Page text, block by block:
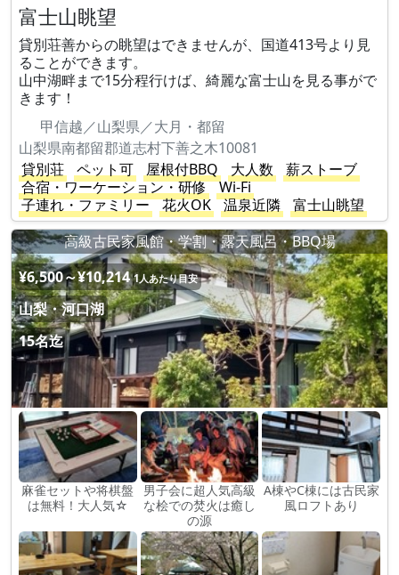
富士山眺望
貸別荘善からの眺望はできませんが、国道413号より見
ることができます。
山中湖畔まで15分程行けば、綺麗な富士山を見る事がで
きます！
甲信越／山梨県／大月・都留
山梨県南都留郡道志村下善之木10081
貸別荘
ペット可 屋根付BBQ 大人数
薪ストーブ
合宿・ワーケーション・研修
Wi-Fi
子連れ・ファミリー
花火OK 温泉近隣
富士山眺望
高級古民家風館・学割・露天風呂・BBQ場
¥6,500～¥10,214 1人あたり目安
山梨・河口湖
15名迄
麻雀セットや将棋盤
は無料！大人気☆
男子会に超人気高級
な桧での焚火は癒し
の源
A棟やC棟には古民家
風ロフトあり